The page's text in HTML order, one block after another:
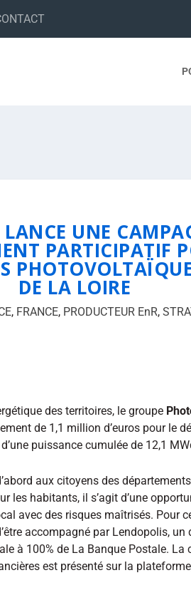
UNE
PARTICIPATIF
DE LA LOIRE
, FRANCE, PRODUCTEUR EnR,
des territoires, le groupe
de 1,1 million d’euros pour le
puissance cumulée de 12,1
aux citoyens des
les habitants, il s’agit d’une
avec des risques maîtrisés. Pour
accompagné par Lendopolis, un
à 100% de La Banque Postale. La
est présenté sur la